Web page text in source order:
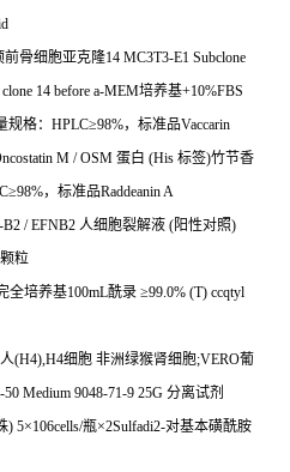
前骨细胞亚克隆14 MC3T3-E1 Subclone
clone 14 before a-MEM培养基+10%FBS
格： HPLC≥98%，标准品Vaccarin
M / OSM 蛋白 (His 标签)竹节香
≥98%，标准品Raddeanin A
B2 / EFNB2 人细胞裂解液 (阳性对照)
粒
全培养基100mL酰录 ≥99.0% (T) ccqtyl
人(H4),H4细胞 非洲绿猴肾细胞;VERO葡
50 Medium 9048-71-9 25G 分离试剂
) 5×106cells/瓶×2Sulfadi2-对基本磺酰胺